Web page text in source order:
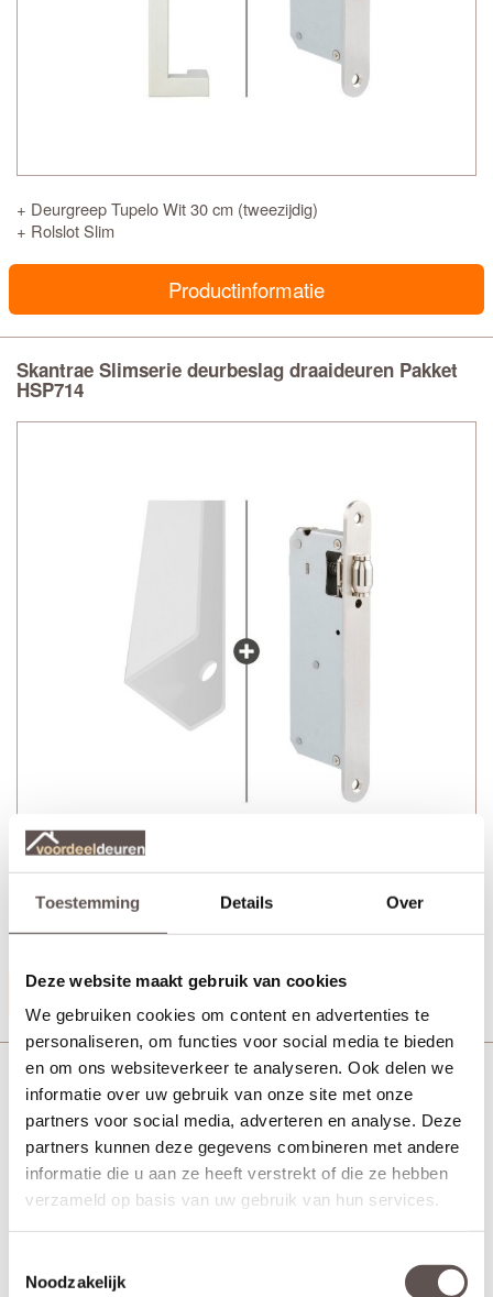
Toestemming Details Over
Deze website maakt gebruik van cookies
We gebruiken cookies om content en advertenties te
personaliseren, om functies voor social media te bieden
en om ons websiteverkeer te analyseren. Ook delen we
informatie over uw gebruik van onze site met onze
partners voor social media, adverteren en analyse. Deze
partners kunnen deze gegevens combineren met andere
informatie die u aan ze heeft verstrekt of die ze hebben
verzameld op basis van uw gebruik van hun services.
Noodzakelijk
+ Deurgreep Tupelo Wit 30 cm (tweezijdig)
+ Rolslot Slim
Productinformatie
Skantrae Slimserie deurbeslag draaideuren Pakket
HSP714
+ Deurgreep Vernal wit 50 cm (tweezijdig)
+ Rolslot Slim
Productinformatie
Skantrae Slimserie deurbeslag draaideuren Pakket
HSP715